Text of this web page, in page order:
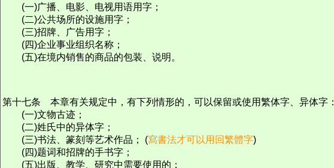
(一)广播、电影、电视用语用字；
(二)公共场所的设施用字；
(三)招牌、广告用字；
(四)企业事业组织名称；
(五)在境内销售的商品的包装、说明。
第十七条 本章有关规定中，有下列情形的，可以保留或使用繁体字、异体字：
(一)文物古迹；
(二)姓氏中的异体字；
(三)书法、篆刻等艺术作品； (寫書法才可以用回繁體字)
(四)题词和招牌的手书字；
(五)出版、教学、研究中需要使用的；